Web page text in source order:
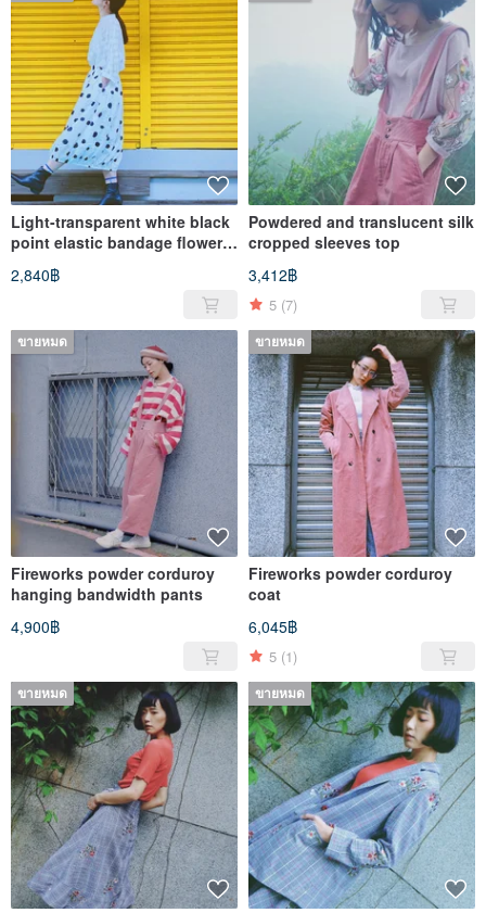
Light-transparent white black
point elastic bandage flower
2,840฿
Powdered and translucent silk
cropped sleeves top
3,412฿
5 (7)
ขายหมด
Fireworks powder corduroy
hanging bandwidth pants
4,900฿
ขายหมด
Fireworks powder corduroy
coat
6,045฿
5 (1)
ขายหมด ขายหมด